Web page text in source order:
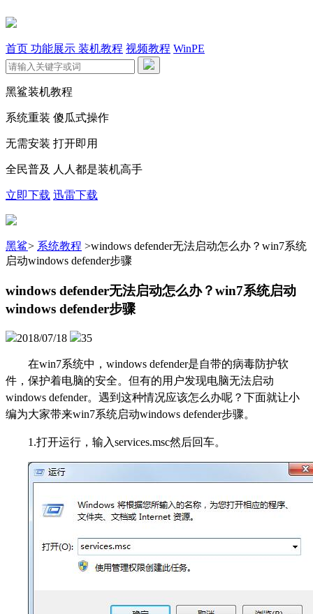
首页 功能展示 装机教程 视频教程 WinPE
黑鲨装机教程
系统重装 傻瓜式操作
无需安装 打开即用
全民普及 人人都是装机高手
立即下载 迅雷下载
黑鲨> 系统教程 >windows defender无法启动怎么办？win7系统
启动windows defender步骤
windows defender无法启动怎么办？win7系统启动
windows defender步骤
2018/07/18 35
在win7系统中，windows defender是自带的病毒防护软
件，保护着电脑的安全。但有的用户发现电脑无法启动
windows defender。遇到这种情况应该怎么办呢？下面就让小
编为大家带来win7系统启动windows defender步骤。
1.打开运行，输入services.msc然后回车。